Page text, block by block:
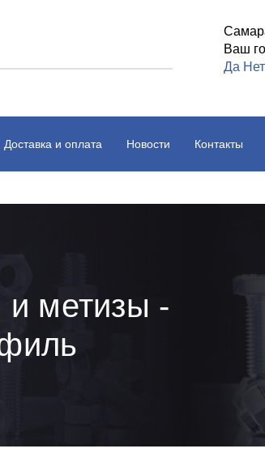
Ваш
Да Нет
Доставка и оплата Новости Контакты
и метизы -